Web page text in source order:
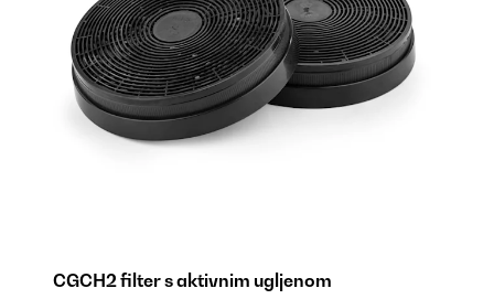
CGCH2 filter s aktivnim ugljenom